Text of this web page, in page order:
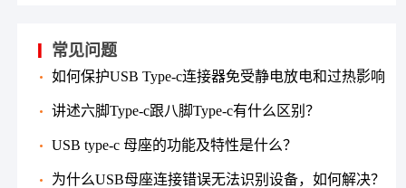
常见问题
如何保护USB Type-c连接器免受静电放电和过热影响
讲述六脚Type-c跟八脚Type-c有什么区别？
USB type-c 母座的功能及特性是什么？
为什么USB母座连接错误无法识别设备，如何解决？